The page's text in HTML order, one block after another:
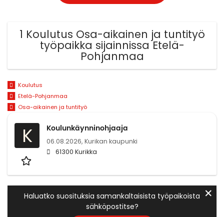
1 Koulutus Osa-aikainen ja tuntityö
työpaikka sijainnissa Etelä-
Pohjanmaa
Koulutus
Etelä-Pohjanmaa
Osa-aikainen ja tuntityö
K Koulunkäynninohjaaja
06.08.2026, Kurikan kaupunki
61300 Kurikka
Haluatko suosituksia samankaltaisista työpaikoista
sähköpostitse?
✕